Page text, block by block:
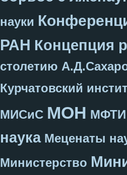
науки
РАН Концепция
столетию
Курчатовский
МИСиС МОН МФТИ
наука Меценаты
Министерство